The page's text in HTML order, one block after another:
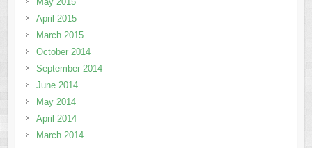
April 2015
March 2015
October 2014
September 2014
June 2014
May 2014
April 2014
March 2014